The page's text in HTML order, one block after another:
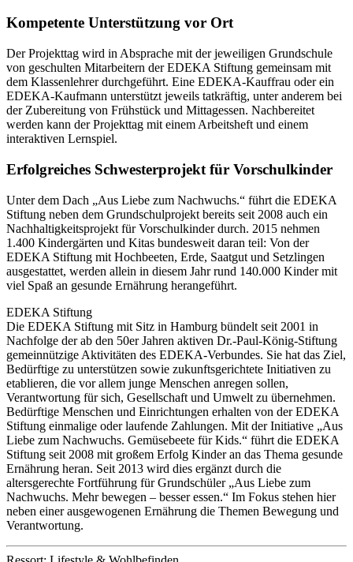
Kompetente Unterstützung vor Ort
Der Projekttag wird in Absprache mit der jeweiligen Grundschule
von geschulten Mitarbeitern der EDEKA Stiftung gemeinsam mit
dem Klassenlehrer durchgeführt. Eine EDEKA-Kauffrau oder ein
EDEKA-Kaufmann unterstützt jeweils tatkräftig, unter anderem bei
der Zubereitung von Frühstück und Mittagessen. Nachbereitet
werden kann der Projekttag mit einem Arbeitsheft und einem
interaktiven Lernspiel.
Erfolgreiches Schwesterprojekt für Vorschulkinder
Unter dem Dach „Aus Liebe zum Nachwuchs.“ führt die EDEKA
Stiftung neben dem Grundschulprojekt bereits seit 2008 auch ein
Nachhaltigkeitsprojekt für Vorschulkinder durch. 2015 nehmen
1.400 Kindergärten und Kitas bundesweit daran teil: Von der
EDEKA Stiftung mit Hochbeeten, Erde, Saatgut und Setzlingen
ausgestattet, werden allein in diesem Jahr rund 140.000 Kinder mit
viel Spaß an gesunde Ernährung herangeführt.
EDEKA Stiftung
Die EDEKA Stiftung mit Sitz in Hamburg bündelt seit 2001 in
Nachfolge der ab den 50er Jahren aktiven Dr.-Paul-König-Stiftung
gemeinnützige Aktivitäten des EDEKA-Verbundes. Sie hat das Ziel,
Bedürftige zu unterstützen sowie zukunftsgerichtete Initiativen zu
etablieren, die vor allem junge Menschen anregen sollen,
Verantwortung für sich, Gesellschaft und Umwelt zu übernehmen.
Bedürftige Menschen und Einrichtungen erhalten von der EDEKA
Stiftung einmalige oder laufende Zahlungen. Mit der Initiative „Aus
Liebe zum Nachwuchs. Gemüsebeete für Kids.“ führt die EDEKA
Stiftung seit 2008 mit großem Erfolg Kinder an das Thema gesunde
Ernährung heran. Seit 2013 wird dies ergänzt durch die
altersgerechte Fortführung für Grundschüler „Aus Liebe zum
Nachwuchs. Mehr bewegen – besser essen.“ Im Fokus stehen hier
neben einer ausgewogenen Ernährung die Themen Bewegung und
Verantwortung.